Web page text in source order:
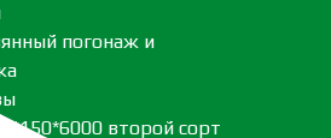
погонаж и
второй сорт